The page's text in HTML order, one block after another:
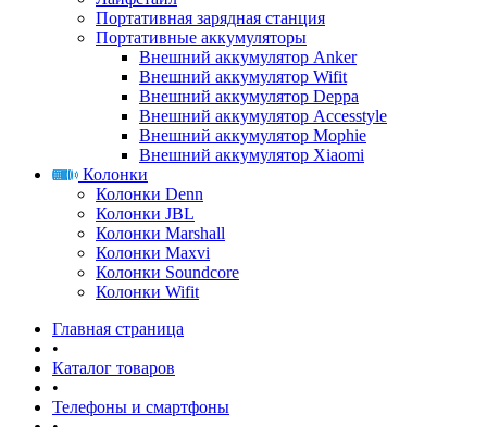
Портативная зарядная станция
Портативные аккумуляторы
Внешний аккумулятор Anker
Внешний аккумулятор Wifit
Внешний аккумулятор Deppa
Внешний аккумулятор Accesstyle
Внешний аккумулятор Mophie
Внешний аккумулятор Xiaomi
Колонки
Колонки Denn
Колонки JBL
Колонки Marshall
Колонки Maxvi
Колонки Soundcore
Колонки Wifit
Главная страница
•
Каталог товаров
•
Телефоны и смартфоны